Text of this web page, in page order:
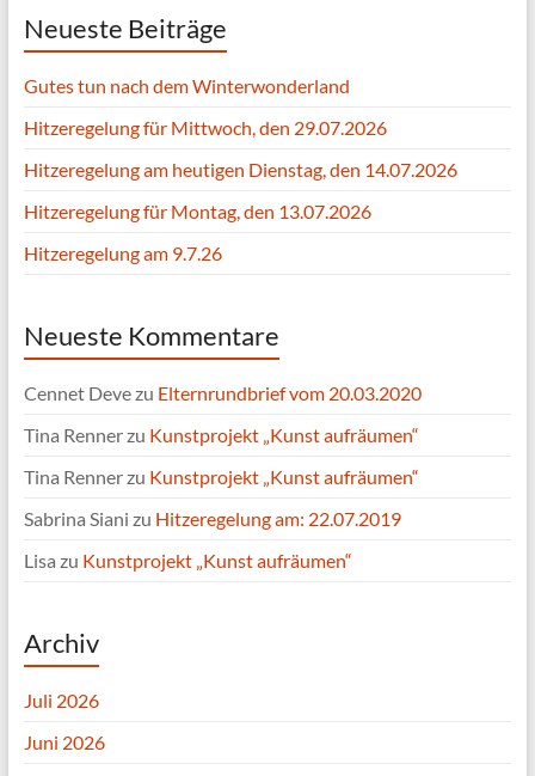
Neueste Beiträge
Gutes tun nach dem Winterwonderland
Hitzeregelung für Mittwoch, den 29.07.2026
Hitzeregelung am heutigen Dienstag, den 14.07.2026
Hitzeregelung für Montag, den 13.07.2026
Hitzeregelung am 9.7.26
Neueste Kommentare
Cennet Devezu Elternrundbrief vom 20.03.2020
Tina Rennerzu Kunstprojekt „Kunst aufräumen“
Tina Rennerzu Kunstprojekt „Kunst aufräumen“
Sabrina Siani zu Hitzeregelung am: 22.07.2019
Lisa zu Kunstprojekt „Kunst aufräumen“
Archiv
Juli 2026
Juni 2026